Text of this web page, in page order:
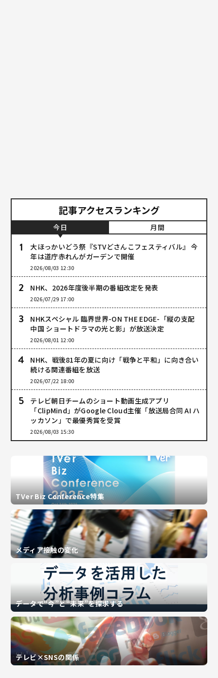
記事アクセスランキング
今日
月間
大ほっかいどう祭『STVどさんこフェスティバル』 今
年は道庁赤れんがガーデンで開催
2026/08/03 12:30
NHK、2026年度後半期の番組改定を発表
2026/07/29 17:00
NHKスペシャル 臨界世界-ON THE EDGE-「縦の支配
中国 ショートドラマの光と影」が放送決定
2026/08/01 12:00
NHK、戦後81年の夏に向け「戦争と平和」に向き合い
続ける関連番組を放送
2026/07/22 18:00
テレビ朝日チームのショート動画生成アプリ
「ClipMind」がGoogle Cloud主催「放送局合同 AI ハ
ッカソン」で最優秀賞を受賞
2026/08/03 15:30
TVer Biz Conference特集
メディア接触の変化
データで“今”と“未来”を探求する
テレビ×SNSの関係